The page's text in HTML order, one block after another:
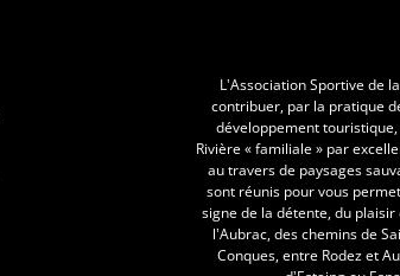
L’Association Sportive de
contribuer, par la pratique
développement
Rivière « familiale » par
au travers de paysages
sont réunis pour vous
signe de la détente, du
l’Aubrac, des chemins de
Conques, entre Rodez et